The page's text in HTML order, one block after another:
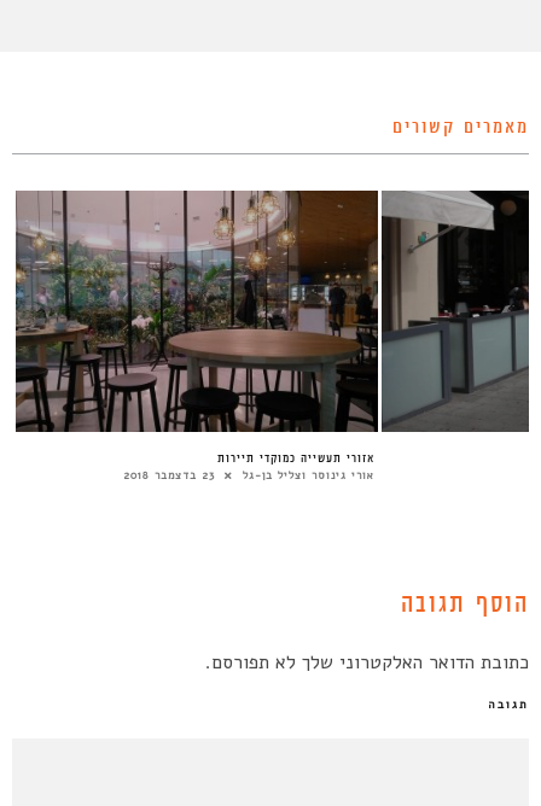
מאמרים קשורים
אזורי תעשייה כמוקדי תיירות
אורי גינוסר וצליל בן-גל 23 בדצמבר 2018
הוסף תגובה
כתובת הדואר האלקטרוני שלך לא תפורסם.
תגובה